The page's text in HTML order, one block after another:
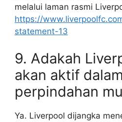
melalui laman rasmi
https://
statement-13
9. Adakah
akan aktif
perpindahan
Ya. Liverpool dijangka